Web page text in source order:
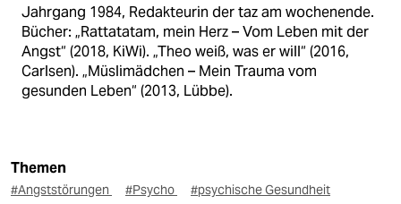
Jahrgang 1984, Redakteurin der taz am wochenende.
Bücher: „Rattatatam, mein Herz – Vom Leben mit der
Angst“ (2018, KiWi). „Theo weiß, was er will“ (2016,
Carlsen). „Müslimädchen – Mein Trauma vom
gesunden Leben“ (2013, Lübbe).
Themen
#Angststörungen #Psycho #psychische Gesundheit